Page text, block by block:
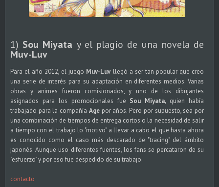
1) Sou Miyata y el plagio de una novela de
Muv-Luv
Para el año 2012, el juego Muv-Luvllegó a ser tan popular que creo
una serie de interés para su adaptación en diferentes medios. Varias
obras y animes fueron comisionados, y uno de los dibujantes
asignados para los promocionales fue Sou Miyata, quien había
trabajado para la compañía Age por años. Pero por supuesto, sea por
una combinación de tiempos de entrega cortos o la necesidad de salir
a tiempo con el trabajo lo "motivo" a llevar a cabo el que hasta ahora
es conocido como el caso más descarado de "tracing" del ámbito
japonés. Aunque uso diferentes fuentes, los fans se percataron de su
"esfuerzo" y por eso fue despedido de su trabajo.
contacto